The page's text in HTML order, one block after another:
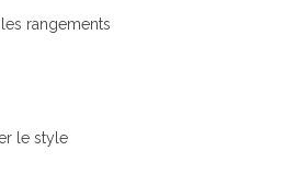
rangements
le style